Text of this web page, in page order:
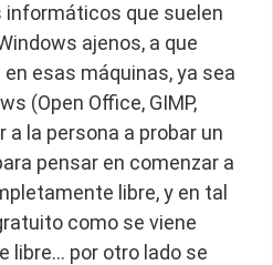
informáticos que suelen
ajenos, a que
esas máquinas, ya sea
(Open Office, GIMP,
a la persona a probar un
pensar en comenzar a
libre, y en tal
como se viene
libre… por otro lado se